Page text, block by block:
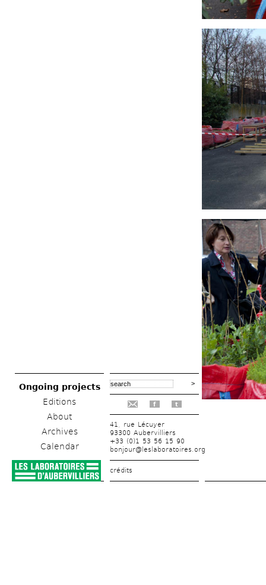
Ongoing projects
Editions
About
Archives
Calendar
f t
41, rue Lécuyer
93300 Aubervilliers
+33 (0)1 53 56 15 90
bonjour@leslaboratoires.org
crédits